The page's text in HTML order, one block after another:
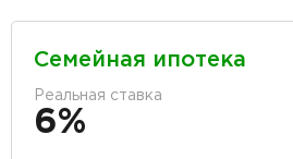
Семейная ипотека
Реальная ставка
6%